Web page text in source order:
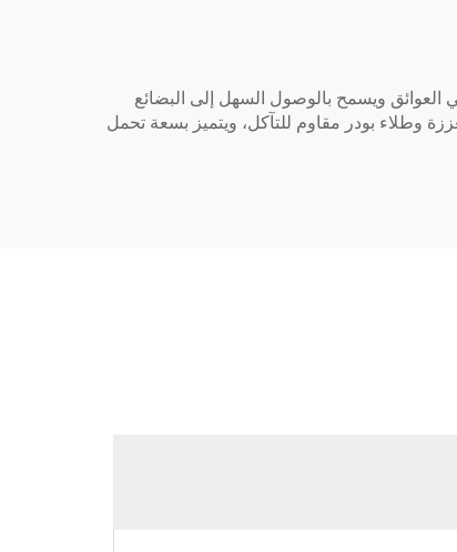
العوائق ويسمح بالوصول السهل إلى البضائع
وطلاء بودر مقاوم للتآكل، ويتميز بسعة تحمل